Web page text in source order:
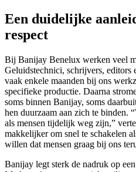
Een duidelijke
respect
Bij Banijay Benelux werken veel
Geluidstechnici, schrijvers, editors
vaak enkele maanden bij ons
specifieke productie. Daarna
soms binnen Banijay, soms
hen duurzaam aan zich te binden.
als mensen tijdelijk weg zijn,”
makkelijker om snel te schakelen
willen dat mensen graag bij ons
Banijay legt sterk de nadruk op